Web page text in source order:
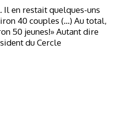
Il en restait quelques-uns
40 couples (…) Au total,
50 jeunes!» Autant dire
du Cercle